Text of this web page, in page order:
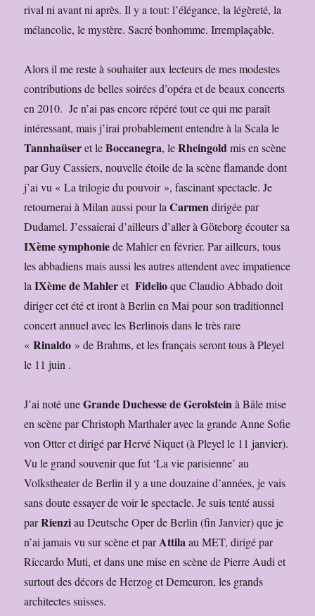
rival ni avant ni après. Il y a tout: l’élégance, la légèreté, la
mélancolie, le mystère. Sacré bonhomme. Irremplaçable.
Alors il me reste à souhaiter aux lecteurs de mes modestes
contributions de belles soirées d’opéra et de beaux concerts
en 2010. Je n’ai pas encore répéré tout ce qui me paraît
intéressant, mais j’irai probablement entendre à la Scala le
Tannhaüseret leBoccanegra, leRheingoldmis en scène
par Guy Cassiers, nouvelle étoile de la scène flamande dont
j’ai vu « La trilogie du pouvoir », fascinant spectacle. Je
retournerai à Milan aussi pour laCarmendirigée par
Dudamel. J’essaierai d’ailleurs d’aller à Göteborg écouter sa
IXème symphoniede Mahler en février. Par ailleurs, tous
les abbadiens mais aussi les autres attendent avec impatience
laIXème de MahleretFidelioque Claudio Abbado doit
diriger cet été et iront à Berlin en Mai pour son traditionnel
concert annuel avec les Berlinois dans le très rare
«Rinaldo » de Brahms, et les français seront tous à Pleyel
le 11 juin .
J’ai noté uneGrande Duchesse de Gerolsteinà Bâle mise
en scène par Christoph Marthaler avec la grande Anne Sofie
von Otter et dirigé par Hervé Niquet (à Pleyel le 11 janvier).
Vu le grand souvenir que fut ‘La vie parisienne’ au
Volkstheater de Berlin il y a une douzaine d’années, je vais
sans doute essayer de voir le spectacle. Je suis tenté aussi
parRienziau Deutsche Oper de Berlin (fin Janvier) que je
n’ai jamais vu sur scène et parAttilaau MET, dirigé par
Riccardo Muti, et dans une mise en scène de Pierre Audi et
surtout des décors de Herzog et Demeuron, les grands
architectes suisses.